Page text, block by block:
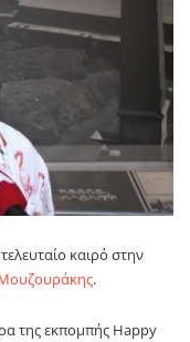
καιρό στην
.
της εκπομπής Happy